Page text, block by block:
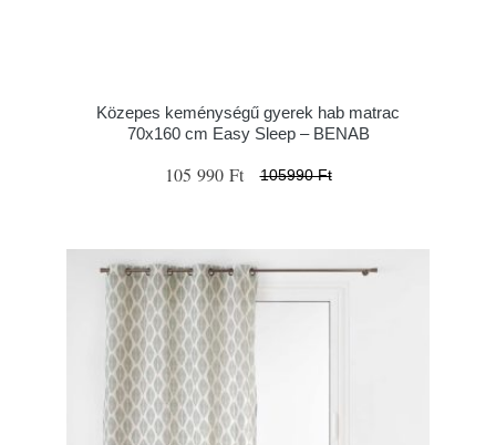
Közepes keménységű gyerek hab matrac
70x160 cm Easy Sleep – BENAB
105 990 Ft 105990 Ft